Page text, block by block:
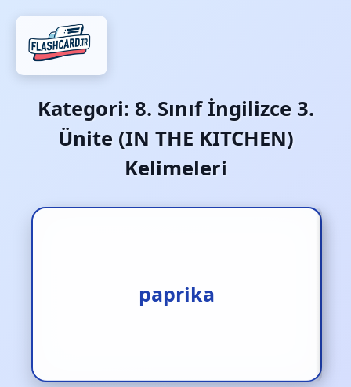
Kategori: 8. Sınıf İngilizce 3.
Ünite (IN THE KITCHEN)
Kelimeleri
paprika
kırmızı biber